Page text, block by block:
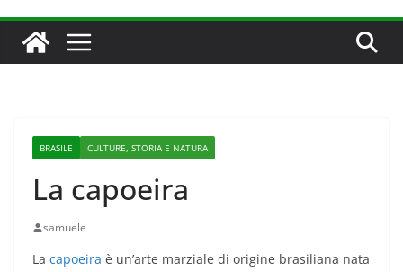
BRASILE CULTURE, STORIA E NATURA
La capoeira
samuele
La capoeira è un’arte marziale di origine brasiliana nata